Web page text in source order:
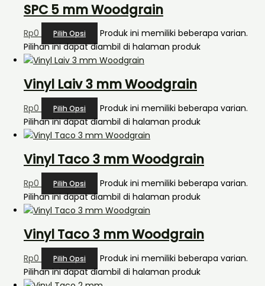
SPC 5 mm Woodgrain
Rp0 Pilih Opsi
Produk ini memiliki beberapa varian.
Pilihan ini dapat diambil di halaman produk
Vinyl Laiv 3 mm Woodgrain
Rp0 Pilih Opsi
Produk ini memiliki beberapa varian.
Pilihan ini dapat diambil di halaman produk
Vinyl Taco 3 mm Woodgrain
Rp0 Pilih Opsi
Produk ini memiliki beberapa varian.
Pilihan ini dapat diambil di halaman produk
Vinyl Taco 3 mm Woodgrain
Rp0 Pilih Opsi
Produk ini memiliki beberapa varian.
Pilihan ini dapat diambil di halaman produk